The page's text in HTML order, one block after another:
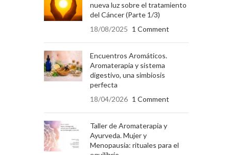
nueva luz sobre el tratamiento
del Cáncer (Parte 1/3)
18/08/2025 1 Comment
Encuentros Aromáticos.
Aromaterapia y sistema
digestivo, una simbiosis
perfecta
18/04/2026 1 Comment
Taller de Aromaterapia y
Ayurveda. Mujer y
Menopausia: rituales para el